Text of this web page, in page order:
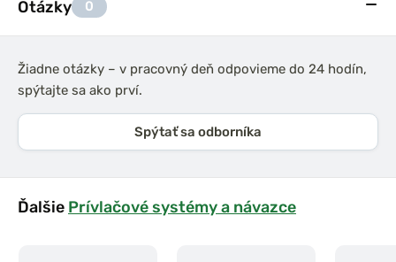
Otázky 0
Žiadne otázky – v pracovný deň odpovieme do 24 hodín,
spýtajte sa ako prví.
Spýtať sa odborníka
Ďalšie Prívlačové systémy a návazce